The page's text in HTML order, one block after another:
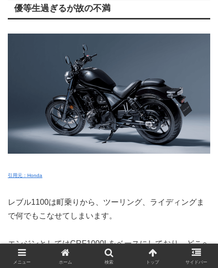
優等生過ぎるが故の不満
引用元：Honda
レブル1100は町乗りから、ツーリング、ライディングま
で何でもこなせてしまいます。
エンジンとしてはCRF1000Lをベースにしており、どこへ
でもどこまでものスローガンのように高い走破性を兼ねて
メニュー ホーム 検索 トップ サイドバー